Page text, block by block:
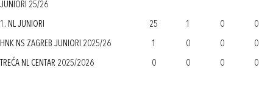
JUNIORI 25/26
1. NL JUNIORI 25 1 0 0
HNK NS ZAGREB JUNIORI 2025/26 1 0 0 0
TREĆA NL CENTAR 2025/2026 0 0 0 0